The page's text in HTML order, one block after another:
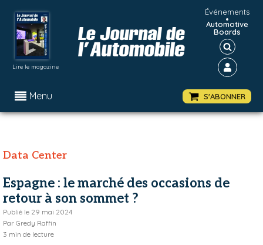
Lire le magazine
Événements
•
Automotive
Boards
Menu S'ABONNER
Data Center
Espagne : le marché des occasions de
retour à son sommet ?
Publié le 29 mai 2024
Par Gredy Raffin
3 min de lecture